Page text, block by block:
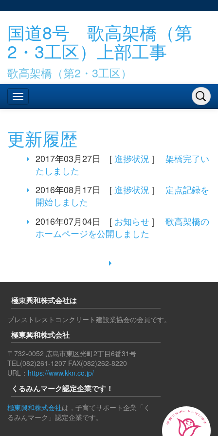
国道8号 歌高架橋（第
2・3工区）上部工事
歌高架橋（第2・3工区）
更新履歴
2017年03月27日 [進捗状況 ] 架橋完了い
たしました
2016年08月17日 [進捗状況 ] 定点記録を
開始しました
2016年07月04日 [ お知らせ] 歌高架橋の
ホームページを公開しました
極東興和株式会社は
プレストレストコンクリート建設業協会の会員です。
極東興和株式会社
〒732-0052 広島市東区光町2丁目6番31号
TEL(082)261-1207 FAX(082)262-8220
URL： https://www.kkn.co.jp/
くるみんマーク認定企業です！
極東興和株式会社は，子育てサポート企業「く
るみんマーク」認定企業です。